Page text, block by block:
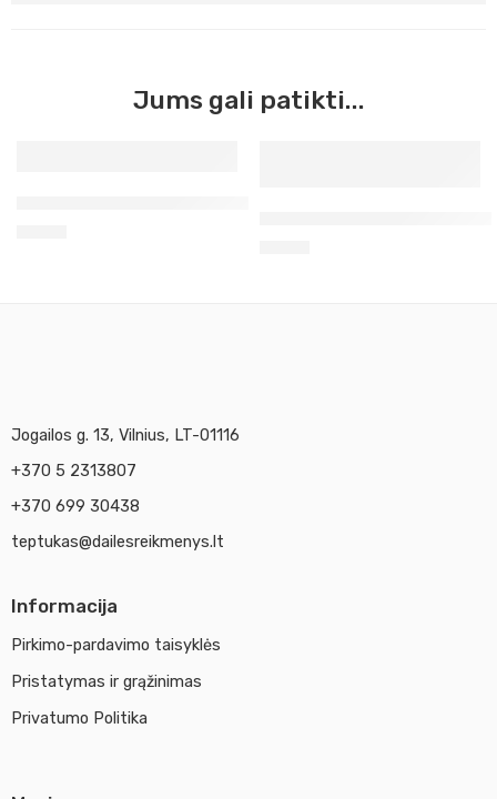
Jums gali patikti...
Jogailos g. 13, Vilnius, LT-01116
+370 5 2313807
+370 699 30438
teptukas@dailesreikmenys.lt
Informacija
Pirkimo-pardavimo taisyklės
Pristatymas ir grąžinimas
Privatumo Politika